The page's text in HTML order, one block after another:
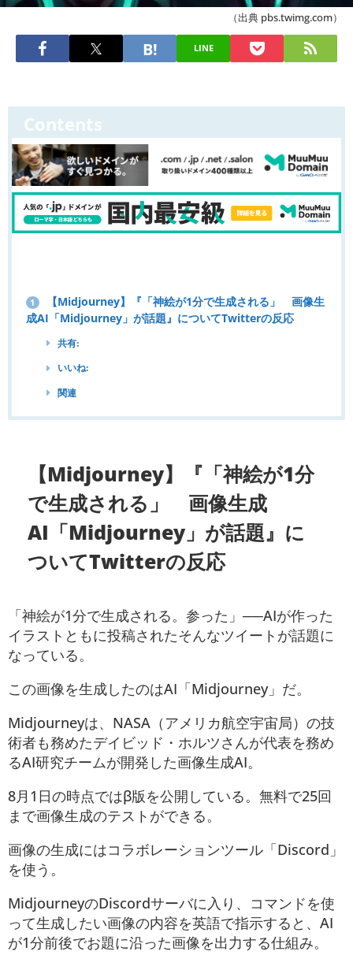
（出典 pbs.twimg.com）
LINE
Contents
1
【Midjourney】『「神絵が1分で生成される」 画像生
成AI「Midjourney」が話題』についてTwitterの反応
共有:
いいね:
関連
【Midjourney】『「神絵が1分
で生成される」 画像生成
AI「Midjourney」が話題』に
ついてTwitterの反応
「神絵が1分で生成される。参った」──AIが作った
イラストともに投稿されたそんなツイートが話題に
なっている。
この画像を生成したのはAI「Midjourney」だ。
Midjourneyは、NASA（アメリカ航空宇宙局）の技
術者も務めたデイビッド・ホルツさんが代表を務め
るAI研究チームが開発した画像生成AI。
8月1日の時点ではβ版を公開している。無料で25回
まで画像生成のテストができる。
画像の生成にはコラボレーションツール「Discord」
を使う。
MidjourneyのDiscordサーバに入り、コマンドを使
って生成したい画像の内容を英語で指示すると、AI
が1分前後でお題に沿った画像を出力する仕組み。